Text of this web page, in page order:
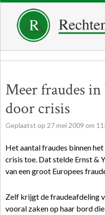
Meer fraudes
door crisis
Geplaatst op 27mei 2009 om
Het aantal fraudes binnen
crisis toe. Dat stelde Ernst &
van een groot Europees
Zelf krijgt de fraudeafdeling
vooral zaken op haar bord